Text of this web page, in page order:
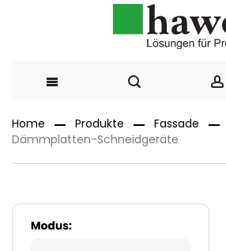
zum
Home Produkte Fassade
Dämmplatten-Schneidgeräte